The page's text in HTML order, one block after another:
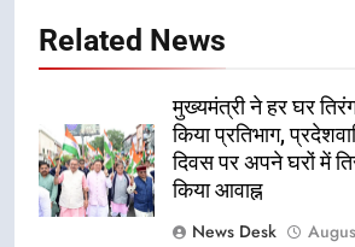
Related News
मुख्यमंत्री ने हर घर
किया प्रतिभाग,
दिवस पर अपने घरों में
किया आवाह्न
News Desk